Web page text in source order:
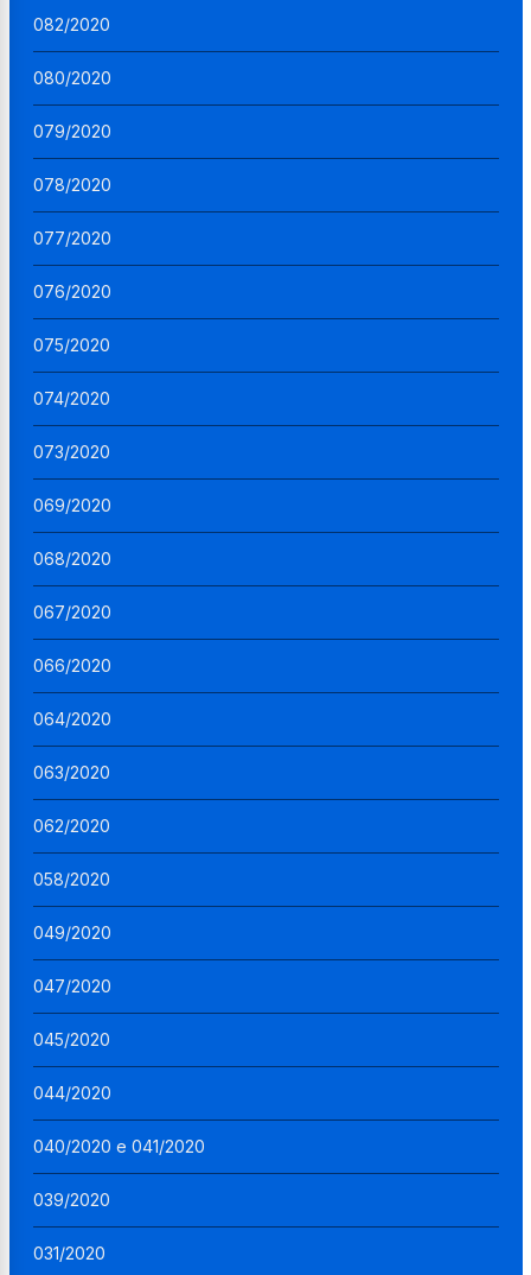
082/2020
080/2020
079/2020
078/2020
077/2020
076/2020
075/2020
074/2020
073/2020
069/2020
068/2020
067/2020
066/2020
064/2020
063/2020
062/2020
058/2020
049/2020
047/2020
045/2020
044/2020
040/2020 e 041/2020
039/2020
031/2020